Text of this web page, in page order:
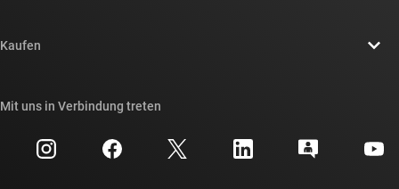
Newsroom
Investorenbeziehungen
Querverweis-Suche
Kundensupportzentrum
Kaufen
Mit uns in Verbindung treten